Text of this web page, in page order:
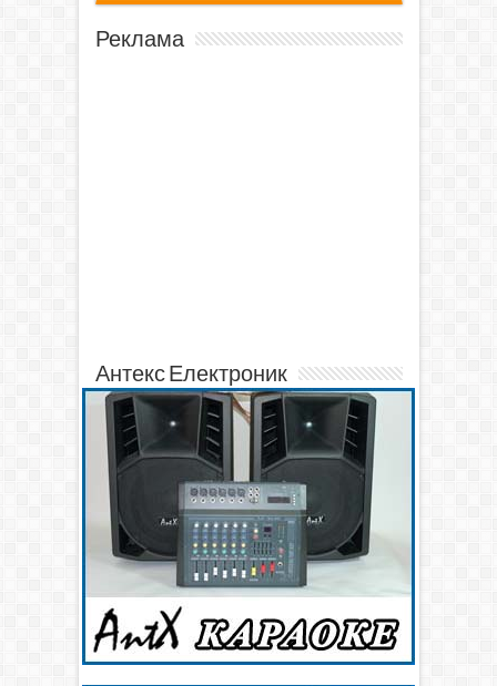
Реклама
Антекс Електроник